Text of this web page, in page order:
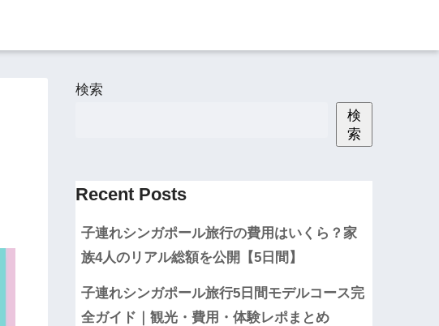
検索
検
索
Recent Posts
子連れシンガポール旅行の費用はいくら？家
族4人のリアル総額を公開【5日間】
子連れシンガポール旅行5日間モデルコース完
全ガイド｜観光・費用・体験レポまとめ